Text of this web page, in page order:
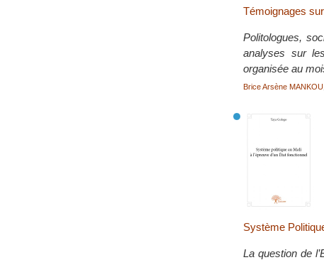
Témoignages
Politologues,
analyses sur
organisée au
Brice Arsène MANKOU
Système
La question de